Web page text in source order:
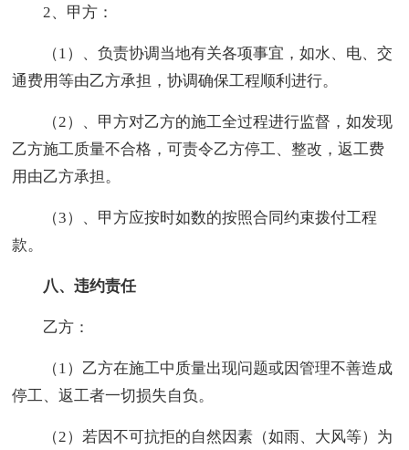
2、甲方：
（1）、负责协调当地有关各项事宜，如水、电、交
通费用等由乙方承担，协调确保工程顺利进行。
（2）、甲方对乙方的施工全过程进行监督，如发现
乙方施工质量不合格，可责令乙方停工、整改，返工费
用由乙方承担。
（3）、甲方应按时如数的按照合同约束拨付工程
款。
八、违约责任
乙方：
（1）乙方在施工中质量出现问题或因管理不善造成
停工、返工者一切损失自负。
（2）若因不可抗拒的自然因素（如雨、大风等）为